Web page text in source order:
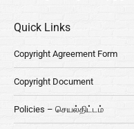
Quick Links
Copyright Agreement Form
Copyright Document
Policies – செயல்திட்டம்